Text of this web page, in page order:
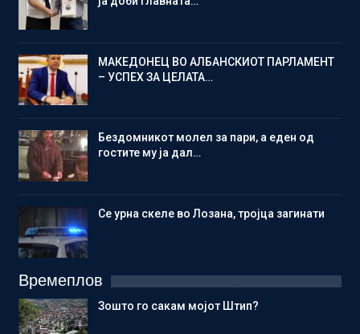
МАКЕДОНЕЦ ВО АЛБАНСКИОТ ПАРЛАМЕНТ
– УСПЕХ ЗА ЦЕЛАТА…
Бездомникот молел за пари, а еден од
гостите му ја дал…
Се урна скеле во Лозана, тројца загинати
Времеплов
Зошто го сакам мојот Штип?